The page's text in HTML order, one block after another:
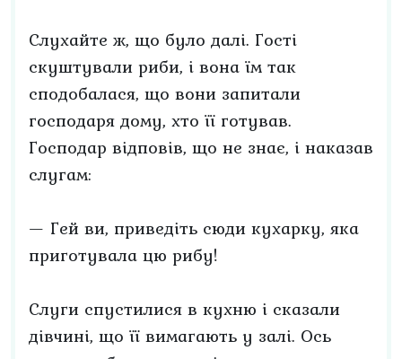
Слухайте ж, що було далі. Гості
скуштували риби, і вона їм так
сподобалася, що вони запитали
господаря дому, хто її готував.
Господар відповів, що не знає, і наказав
слугам:
— Гей ви, приведіть сюди кухарку, яка
приготувала цю рибу!
Слуги спустилися в кухню і сказали
дівчині, що її вимагають у залі. Ось